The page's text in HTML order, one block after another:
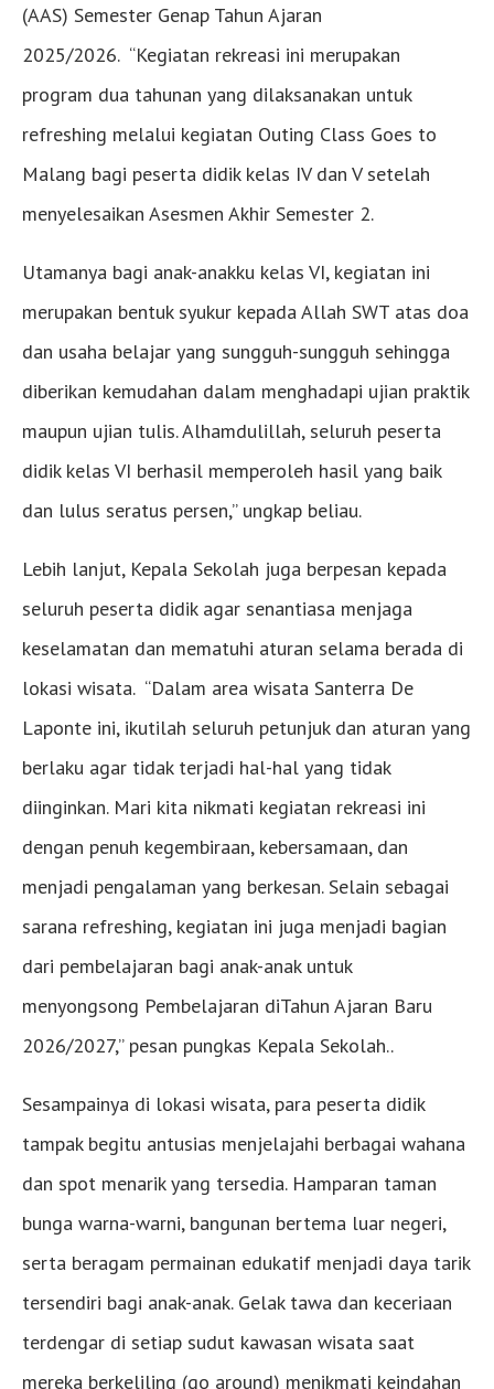
(AAS) Semester Genap Tahun Ajaran
2025/2026. “Kegiatan rekreasi ini merupakan
program dua tahunan yang dilaksanakan untuk
refreshing melalui kegiatan Outing Class Goes to
Malang bagi peserta didik kelas IV dan V setelah
menyelesaikan Asesmen Akhir Semester 2.
Utamanya bagi anak-anakku kelas VI, kegiatan ini
merupakan bentuk syukur kepada Allah SWT atas doa
dan usaha belajar yang sungguh-sungguh sehingga
diberikan kemudahan dalam menghadapi ujian praktik
maupun ujian tulis. Alhamdulillah, seluruh peserta
didik kelas VI berhasil memperoleh hasil yang baik
dan lulus seratus persen,” ungkap beliau.
Lebih lanjut, Kepala Sekolah juga berpesan kepada
seluruh peserta didik agar senantiasa menjaga
keselamatan dan mematuhi aturan selama berada di
lokasi wisata. “Dalam area wisata Santerra De
Laponte ini, ikutilah seluruh petunjuk dan aturan yang
berlaku agar tidak terjadi hal-hal yang tidak
diinginkan. Mari kita nikmati kegiatan rekreasi ini
dengan penuh kegembiraan, kebersamaan, dan
menjadi pengalaman yang berkesan. Selain sebagai
sarana refreshing, kegiatan ini juga menjadi bagian
dari pembelajaran bagi anak-anak untuk
menyongsong Pembelajaran diTahun Ajaran Baru
2026/2027,” pesan pungkas Kepala Sekolah..
Sesampainya di lokasi wisata, para peserta didik
tampak begitu antusias menjelajahi berbagai wahana
dan spot menarik yang tersedia. Hamparan taman
bunga warna-warni, bangunan bertema luar negeri,
serta beragam permainan edukatif menjadi daya tarik
tersendiri bagi anak-anak. Gelak tawa dan keceriaan
terdengar di setiap sudut kawasan wisata saat
mereka berkeliling (go around) menikmati keindahan